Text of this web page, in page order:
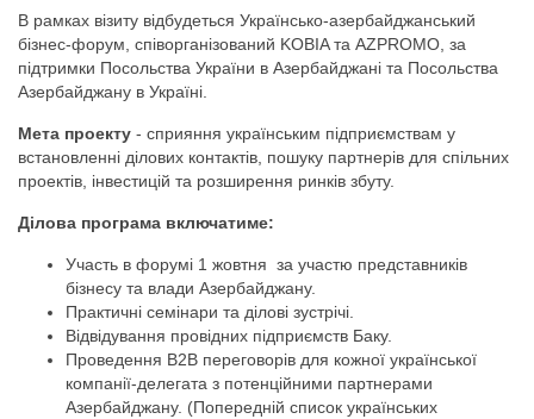
В рамках візиту відбудеться Українсько-азербайджанський
бізнес-форум, співорганізований KOBIA та AZPROMO, за
підтримки Посольства України в Азербайджані та Посольства
Азербайджану в Україні.
Мета проекту - сприяння українським підприємствам у
встановленні ділових контактів, пошуку партнерів для спільних
проектів, інвестицій та розширення ринків збуту.
Ділова програма включатиме:
Участь в форумі 1 жовтня за участю представників
бізнесу та влади Азербайджану.
Практичні семінари та ділові зустрічі.
Відвідування провідних підприємств Баку.
Проведення B2B переговорів для кожної української
компанії-делегата з потенційними партнерами
Азербайджану. (Попередній список українських